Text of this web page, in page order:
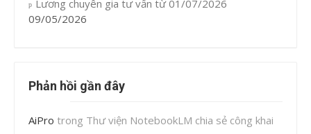
Lương chuyên gia tư vấn từ 01/07/2026
09/05/2026
Phản hồi gần đây
AiPro trong Thư viện NotebookLM chia sẻ công khai